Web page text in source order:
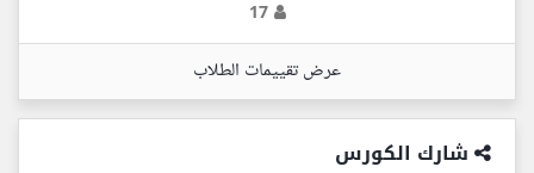
17
عرض تقييمات الطلاب
شارك الكورس